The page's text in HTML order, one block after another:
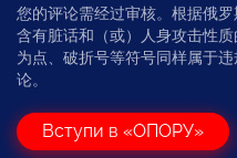
您的评论需经过审核。根据俄
含有脏话和（或）人身攻击性
为点、破折号等符号同样属于
论。
Вступи в «ОПОРУ»